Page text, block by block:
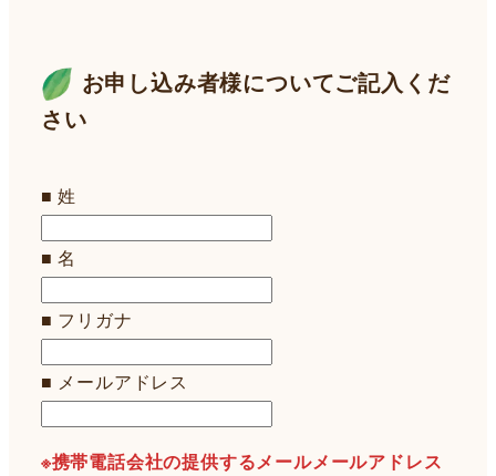
お申し込み者様についてご記入くだ
さい
■ 姓
■ 名
■ フリガナ
■ メールアドレス
※携帯電話会社の提供するメールメールアドレス